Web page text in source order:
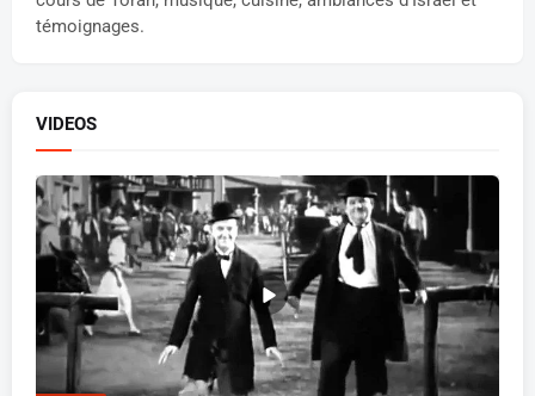
témoignages.
VIDEOS